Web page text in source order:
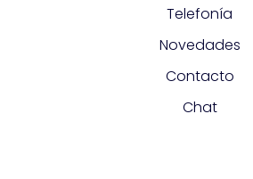
Telefonía
Novedades
Contacto
Chat